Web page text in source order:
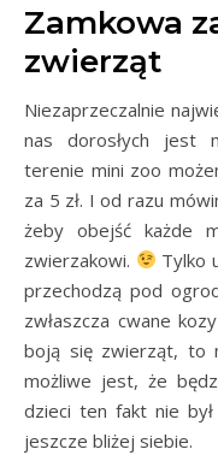
Zamkowa
zwierząt
Niezaprzeczalnie
nas dorosłych jest
terenie mini zoo
za 5 zł. I od razu
żeby obejść każde
zwierzakowi.
Tylko
przechodzą pod
zwłaszcza cwane
boją się zwierząt, to
możliwe jest, że
dzieci ten fakt nie
jeszcze bliżej siebie.